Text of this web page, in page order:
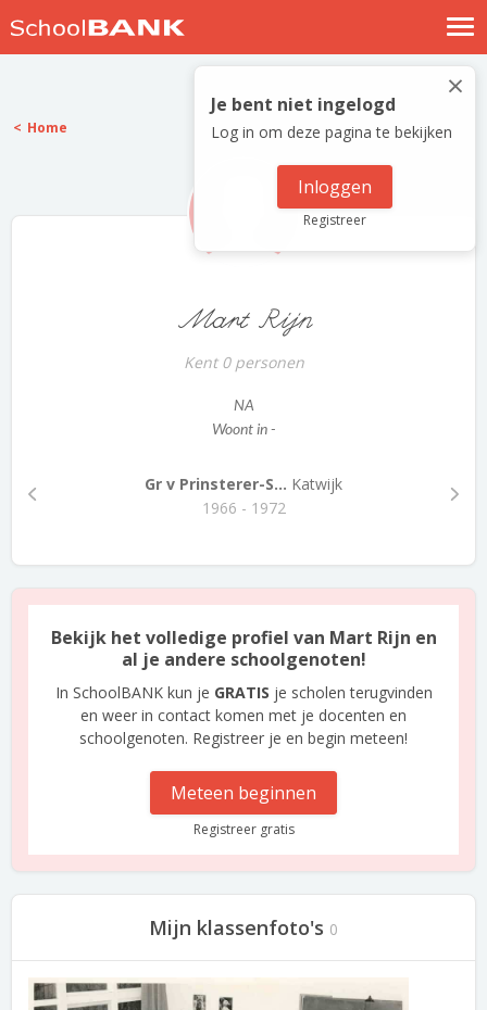
Nostalgische verhalen
Log in
Meld je gratis aan
×
Je bent niet ingelogd
Log in om deze pagina te bekijken
Inloggen
Registreer
Home
Mart Rijn
Kent 0 personen
NA
Woont in -
Gr v Prinsterer-S... Katwijk
1966 - 1972
Bekijk het volledige profiel van Mart Rijn en
al je andere schoolgenoten!
In SchoolBANK kun je GRATIS je scholen terugvinden
en weer in contact komen met je docenten en
schoolgenoten. Registreer je en begin meteen!
Meteen beginnen
Registreer gratis
Mijn klassenfoto's 0